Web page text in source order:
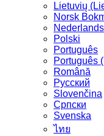
Lietuvių
‪Norsk
Nederlands
Polski
Português
Português
Română
Русский
Slovenčina
Српски
Svenska
ไทย